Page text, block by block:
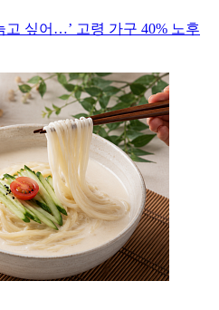
고 싶어…’ 고령 가구 40% 노후